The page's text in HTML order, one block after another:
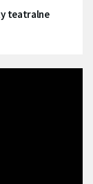
teatralne